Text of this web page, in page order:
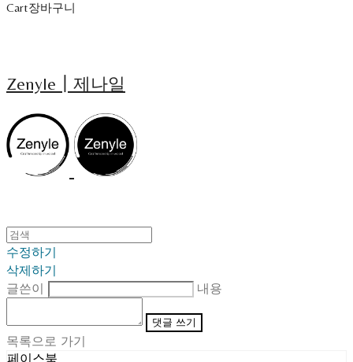
Cart장바구니
Zenyle┃제나일
수정하기
삭제하기
글쓴이
내용
댓글 쓰기
목록으로 가기
페이스북